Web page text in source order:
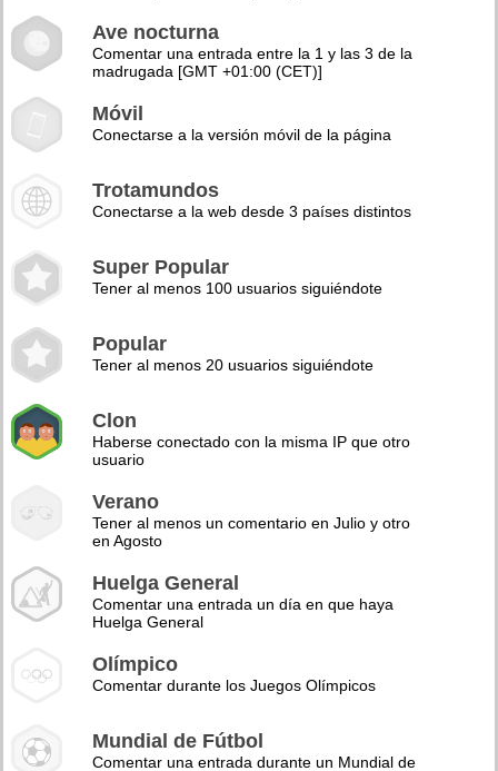
Ave nocturna
Comentar una entrada entre la 1 y las 3 de la
madrugada [GMT +01:00 (CET)]
Móvil
Conectarse a la versión móvil de la página
Trotamundos
Conectarse a la web desde 3 países distintos
Super Popular
Tener al menos 100 usuarios siguiéndote
Popular
Tener al menos 20 usuarios siguiéndote
Clon
Haberse conectado con la misma IP que otro
usuario
Verano
Tener al menos un comentario en Julio y otro
en Agosto
Huelga General
Comentar una entrada un día en que haya
Huelga General
Olímpico
Comentar durante los Juegos Olímpicos
Mundial de Fútbol
Comentar una entrada durante un Mundial de